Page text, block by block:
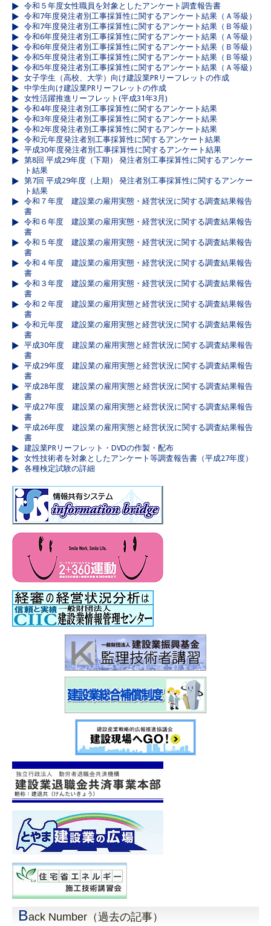
令和５年度女性職員を対象としたアンケート調査報告書
令和7年度発注者別工事採算性に関するアンケート結果（Ａ等級）
令和7年度発注者別工事採算性に関するアンケート結果（Ｂ等級）
令和6年度発注者別工事採算性に関するアンケート結果（Ａ等級）
令和6年度発注者別工事採算性に関するアンケート結果（Ｂ等級）
令和5年度発注者別工事採算性に関するアンケート結果（Ｂ等級）
令和5年度発注者別工事採算性に関するアンケート結果（Ａ等級）
女子学生（高校、大学）向け建設業PRリーフレットの作成
中学生向け建設業PRリーフレットの作成
女性活躍推進リーフレット(平成31年3月)
令和4年度発注者別工事採算性に関するアンケート結果
令和3年度発注者別工事採算性に関するアンケート結果
令和2年度発注者別工事採算性に関するアンケート結果
令和元年度発注者別工事採算性に関するアンケート結果
平成30年度発注者別工事採算性に関するアンケート結果
第8回 平成29年度（下期） 発注者別工事採算性に関するアンケー
ト結果
第7回 平成29年度（上期） 発注者別工事採算性に関するアンケー
ト結果
令和７年度 建設業の雇用実態・経営状況に関する調査結果報告
書
令和６年度 建設業の雇用実態・経営状況に関する調査結果報告
書
令和５年度 建設業の雇用実態・経営状況に関する調査結果報告
書
令和４年度 建設業の雇用実態・経営状況に関する調査結果報告
書
令和３年度 建設業の雇用実態・経営状況に関する調査結果報告
書
令和２年度 建設業の雇用実態と経営状況に関する調査結果報告
書
令和元年度 建設業の雇用実態と経営状況に関する調査結果報告
書
平成30年度 建設業の雇用実態と経営状況に関する調査結果報告
書
平成29年度 建設業の雇用実態と経営状況に関する調査結果報告
書
平成28年度 建設業の雇用実態と経営状況に関する調査結果報告
書
平成27年度 建設業の雇用実態と経営状況に関する調査結果報告
書
平成26年度 建設業の雇用実態と経営状況に関する調査結果報告
書
建設業PRリーフレット・DVDの作製・配布
女性技術者を対象としたアンケート等調査報告書（平成27年度）
各種検定試験の詳細
Back Number（過去の記事）